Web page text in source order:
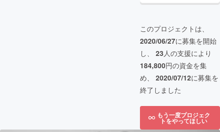
このプロジェクトは、
2020/06/27に募集を開始
し、 23人の支援により
184,800円の資金を集
め、 2020/07/12に募集を
終了しました
もう一度プロジェク
トをやってほしい